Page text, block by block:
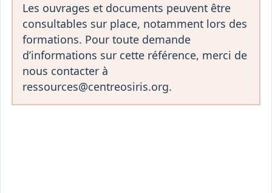
Les ouvrages et documents peuvent être
consultables sur place, notamment lors des
formations. Pour toute demande
d’informations sur cette référence, merci de
nous contacter à
ressources@centreosiris.org.